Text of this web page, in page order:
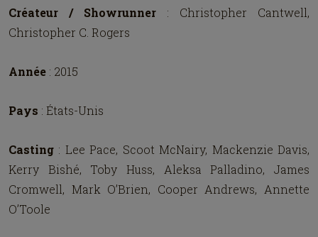
Créateur / Showrunner : Christopher Cantwell,
Christopher C. Rogers
Année : 2015
Pays : États-Unis
Casting : Lee Pace, Scoot McNairy, Mackenzie Davis,
Kerry Bishé, Toby Huss, Aleksa Palladino, James
Cromwell, Mark O’Brien, Cooper Andrews, Annette
O’Toole